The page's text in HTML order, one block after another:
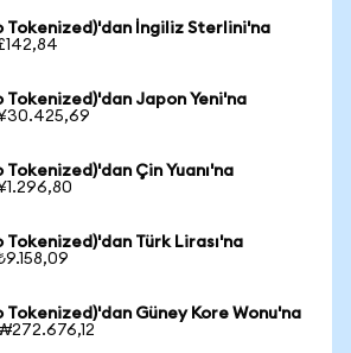
Tokenized)'dan İngiliz Sterlini'na
Tokenized)'dan Japon Yeni'na
Çin Yuanı'na
Türk Lirası'na
Güney Kore Wonu'na